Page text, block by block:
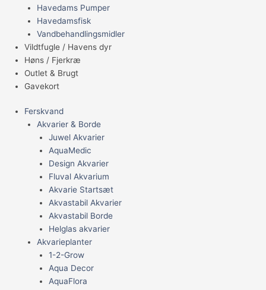
Havedams Pumper
Havedamsfisk
Vandbehandlingsmidler
Vildtfugle / Havens dyr
Høns / Fjerkræ
Outlet & Brugt
Gavekort
Ferskvand
Akvarier & Borde
Juwel Akvarier
AquaMedic
Design Akvarier
Fluval Akvarium
Akvarie Startsæt
Akvastabil Akvarier
Akvastabil Borde
Helglas akvarier
Akvarieplanter
1-2-Grow
Aqua Decor
AquaFlora